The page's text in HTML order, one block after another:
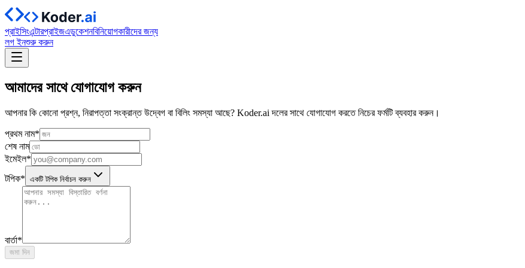
প্রাইসিংএন্টারপ্রাইজএডুকেশনবিনিয়োগকারীদের জন্য
লগ ইনশুরু করুন
আমাদের সাথে যোগাযোগ করুন
আপনার কি কোনো প্রশ্ন, নিরাপত্তা সংক্রান্ত উদ্বেগ বা বিলিং সমস্যা আছে? Koder.ai দলের সাথে যোগাযোগ করতে নিচের ফর্মটি ব্যবহার করুন।
প্রথম নাম*
শেষ নাম
ইমেইল*
টপিক* একটি টপিক নির্বাচন করুন
বার্তা*
জমা দিন